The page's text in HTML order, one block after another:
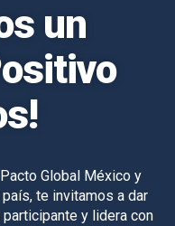
un
Global México y
te invitamos a dar
y lidera con